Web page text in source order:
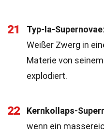
21 Typ-Ia-Supernovae
Weißer Zwerg in
Materie von
explodiert.
22 Kernkollaps-
wenn ein